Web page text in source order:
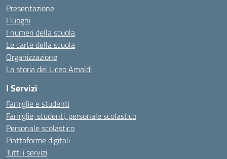
Presentazione
I luoghi
I numeri della scuola
Le carte della scuola
Organizzazione
La storia del Liceo Amaldi
I Servizi
Famiglie e studenti
Famiglie, studenti, personale scolastico
Personale scolastico
Piattaforme digitali
Tutti i servizi